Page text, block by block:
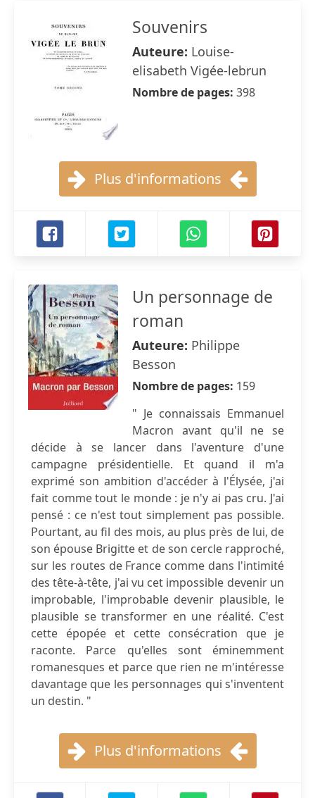
Souvenirs
Auteure: Louise-
elisabeth Vigée-lebrun
Nombre de pages: 398
Plus d'informations
Un personnage de
roman
Auteure: Philippe
Besson
Nombre de pages: 159
" Je connaissais Emmanuel
Macron avant qu'il ne se
décide à se lancer dans l'aventure d'une
campagne présidentielle. Et quand il m'a
exprimé son ambition d'accéder à l'Élysée, j'ai
fait comme tout le monde : je n'y ai pas cru. J'ai
pensé : ce n'est tout simplement pas possible.
Pourtant, au fil des mois, au plus près de lui, de
son épouse Brigitte et de son cercle rapproché,
sur les routes de France comme dans l'intimité
des tête-à-tête, j'ai vu cet impossible devenir un
improbable, l'improbable devenir plausible, le
plausible se transformer en une réalité. C'est
cette épopée et cette consécration que je
raconte. Parce qu'elles sont éminemment
romanesques et parce que rien ne m'intéresse
davantage que les personnages qui s'inventent
un destin. "
Plus d'informations